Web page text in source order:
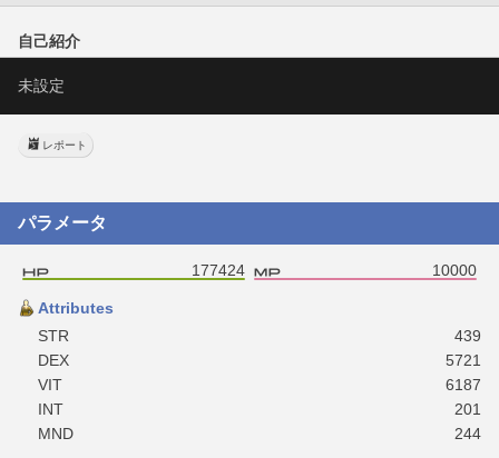
自己紹介
未設定
レポート
パラメータ
177424 10000
Attributes
STR
439
DEX
5721
VIT
6187
INT
201
MND
244